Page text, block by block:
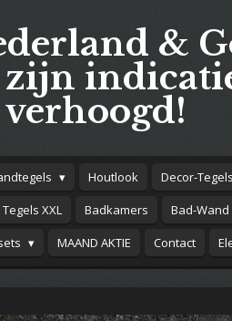
&
Houtlook Decor-Tegels
Tegels XXL Badkamers Bad-Wand
MAAND AKTIE Contact